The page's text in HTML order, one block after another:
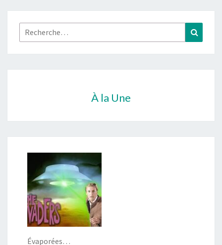
Rechercher :
À la Une
Évaporées…